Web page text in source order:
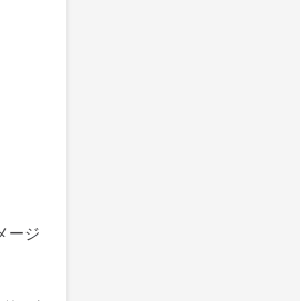
ージ